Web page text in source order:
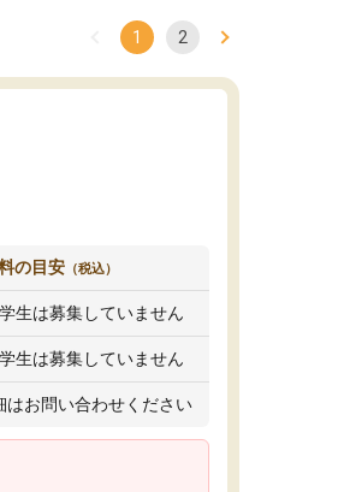
1 2
の目安 （税込）
生は募集していません
生は募集していません
はお問い合わせください